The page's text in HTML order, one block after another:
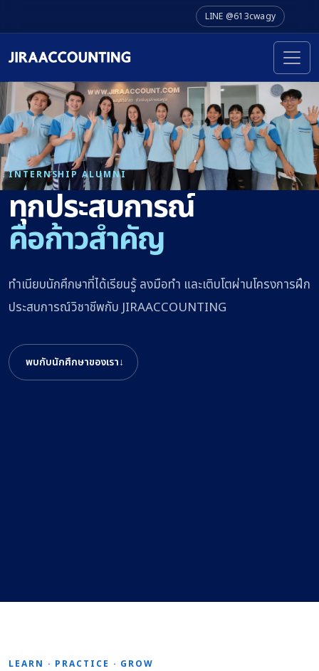
LINE @613cwagy
INTERNSHIP ALUMNI
ทุกประสบการณ์
คือก้าวสำคัญ
ทำเนียบนักศึกษาที่ได้เรียนรู้ ลงมือทำ และเติบโตผ่านโครงการฝึก
ประสบการณ์วิชาชีพกับ JIRAACCOUNTING
พบกับนักศึกษาของเรา↓
LEARN · PRACTICE · GROW